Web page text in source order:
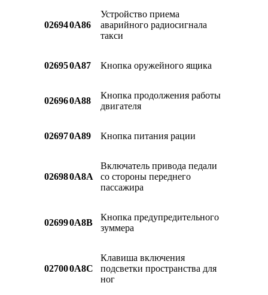
026940A86
Устройство приема
аварийного радиосигнала
такси
026950A87 Кнопка оружейного ящика
026960A88
Кнопка продолжения работы
двигателя
026970A89 Кнопка питания рации
026980A8A
Включатель привода педали
со стороны переднего
пассажира
026990A8B
Кнопка предупредительного
зуммера
027000A8C
Клавиша включения
подсветки пространства для
ног